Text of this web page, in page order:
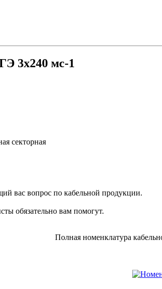
3х240 мс-1
секторная
вас вопрос по кабельной продукции.
обязательно вам помогут.
Полная номенклатура